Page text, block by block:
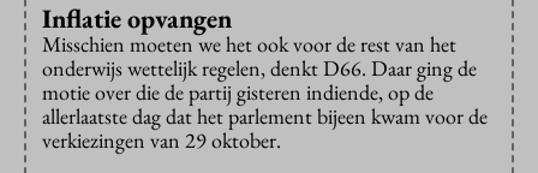
Inflatie opvangen
Misschien moeten we het ook voor de rest van het
onderwijs wettelijk regelen, denkt D66. Daar ging de
motie over die de partij gisteren indiende, op de
allerlaatste dag dat het parlement bijeen kwam voor de
verkiezingen van 29 oktober.